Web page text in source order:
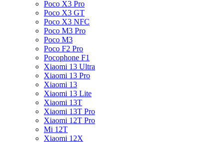
Poco X3 Pro
Poco X3 GT
Poco X3 NFC
Poco M3 Pro
Poco M3
Poco F2 Pro
Pocophone F1
Xiaomi 13 Ultra
Xiaomi 13 Pro
Xiaomi 13
Xiaomi 13 Lite
Xiaomi 13T
Xiaomi 13T Pro
Xiaomi 12T Pro
Mi 12T
Xiaomi 12X